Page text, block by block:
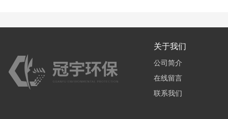
关于我们
公司简介
在线留言
联系我们